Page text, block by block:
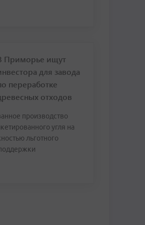
Приморье ищут
для завода
переработке
отходов
производство
угля на
льготного